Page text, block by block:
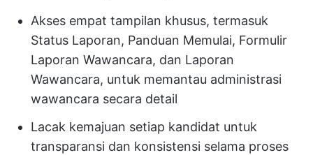
Akses empat tampilan khusus, termasuk
Status Laporan, Panduan Memulai, Formulir
Laporan Wawancara, dan Laporan
Wawancara, untuk memantau administrasi
wawancara secara detail
Lacak kemajuan setiap kandidat untuk
transparansi dan konsistensi selama proses